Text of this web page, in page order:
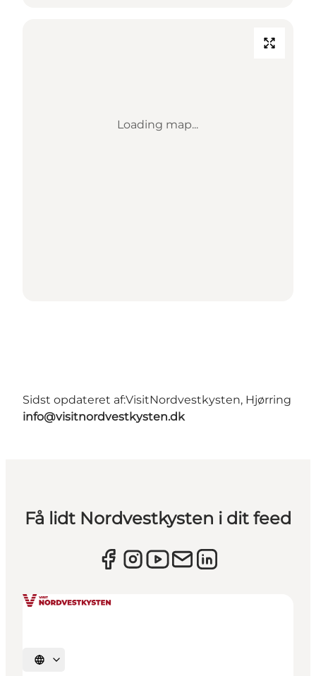
Loading map...
Sidst opdateret af:VisitNordvestkysten, Hjørring
info@visitnordvestkysten.dk
Få lidt Nordvestkysten i dit feed
Vælg sprog